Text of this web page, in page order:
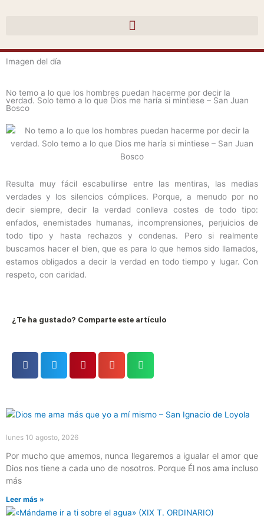
Imagen del día
No temo a lo que los hombres puedan hacerme por decir la
verdad. Solo temo a lo que Dios me haría si mintiese – San Juan
Bosco
Resulta muy fácil escabullirse entre las mentiras, las medias
verdades y los silencios cómplices. Porque, a menudo por no
decir siempre, decir la verdad conlleva costes de todo tipo:
enfados, enemistades humanas, incomprensiones, perjuicios de
todo tipo y hasta rechazos y condenas. Pero si realmente
buscamos hacer el bien, que es para lo que hemos sido llamados,
estamos obligados a decir la verdad en todo tiempo y lugar. Con
respeto, con caridad.
¿Te ha gustado? Comparte este artículo
lunes 10 agosto, 2026
Por mucho que amemos, nunca llegaremos a igualar el amor que
Dios nos tiene a cada uno de nosotros. Porque Él nos ama incluso
más
Leer más »
Página
Página
Página
Página
Página